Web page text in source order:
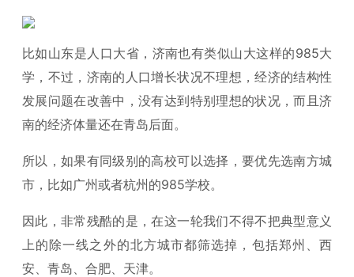
比如山东是人口大省，济南也有类似山大这样的985大
学，不过，济南的人口增长状况不理想，经济的结构性
发展问题在改善中，没有达到特别理想的状况，而且济
南的经济体量还在青岛后面。
所以，如果有同级别的高校可以选择，要优先选南方城
市，比如广州或者杭州的985学校。
因此，非常残酷的是，在这一轮我们不得不把典型意义
上的除一线之外的北方城市都筛选掉，包括郑州、西
安、青岛、合肥、天津。